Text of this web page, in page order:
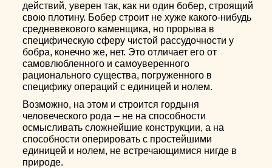
действий, уверен так, как ни один бобер, строящий
свою плотину. Бобер строит не хуже какого-нибудь
средневекового каменщика, но прорыва в
специфическую сферу чистой рассудочности у
бобра, конечно же, нет. Это отличает его от
самовлюбленного и самоуверенного
рационального существа, погруженного в
специфику операций с единицей и нолем.
Возможно, на этом и строится гордыня
человеческого рода – не на способности
осмысливать сложнейшие конструкции, а на
способности оперировать с простейшими
единицей и нолем, не встречающимися нигде в
природе.